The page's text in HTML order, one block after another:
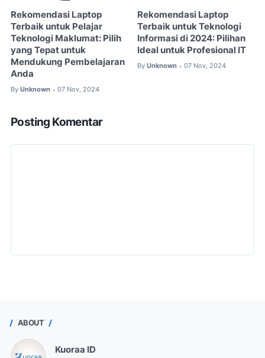
Rekomendasi Laptop
Terbaik untuk Pelajar
Teknologi Maklumat: Pilih
yang Tepat untuk
Mendukung Pembelajaran
Anda
By Unknown • 07 Nov, 2024
Rekomendasi Laptop
Terbaik untuk Teknologi
Informasi di 2024: Pilihan
Ideal untuk Profesional IT
By Unknown • 07 Nov, 2024
Posting Komentar
ABOUT
Kuoraa ID